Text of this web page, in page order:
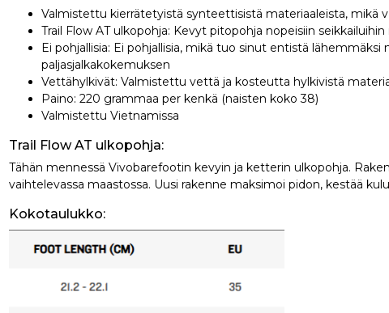
Valmistettu kierrätetyistä synteettisistä materiaaleista, mikä
Trail Flow AT ulkopohja: Kevyt pitopohja nopeisiin seikkailuihin
Ei pohjallisia: Ei pohjallisia, mikä tuo sinut entistä lähemmäksi
paljasjalkakokemuksen
Vettähylkivät: Valmistettu vettä ja kosteutta hylkivistä
Paino: 220 grammaa per kenkä (naisten koko 38)
Valmistettu Vietnamissa
Trail Flow AT ulkopohja:
Tähän mennessä Vivobarefootin kevyin ja ketterin ulkopohja.
vaihtelevassa maastossa. Uusi rakenne maksimoi pidon, kestää
Kokotaulukko: